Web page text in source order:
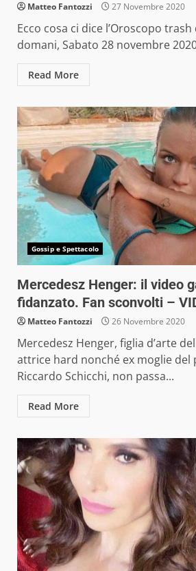
Matteo Fantozzi 27 Novembre 2020
Ecco cosa ci dice l’Oroscopo
domani, Sabato 28 novembre
Read More
Gossip e Spettacolo
Mercedesz Henger: il video
fidanzato. Fan sconvolti –
Matteo Fantozzi 26 Novembre 2020
Mercedesz Henger, figlia d’arte
attrice hard nonché ex moglie
Riccardo Schicchi, non passa...
Read More